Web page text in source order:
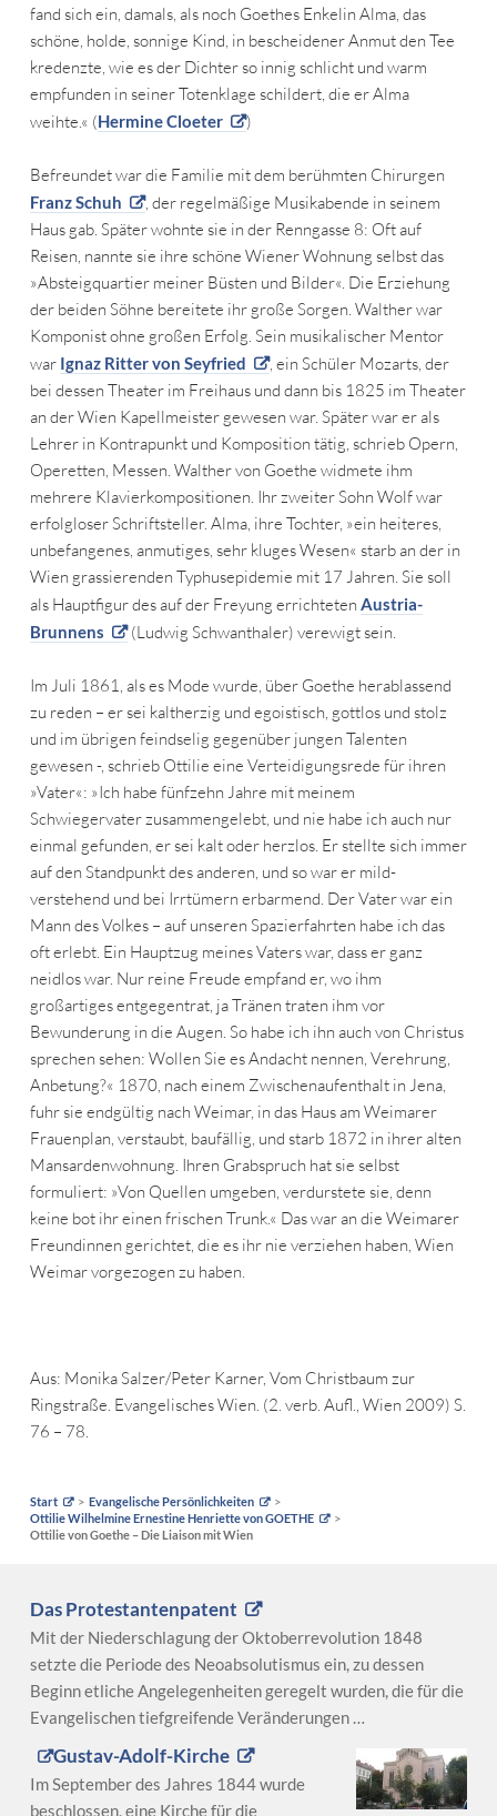
fand sich ein, damals, als noch Goethes Enkelin Alma, das
schöne, holde, sonnige Kind, in bescheidener Anmut den Tee
kredenzte, wie es der Dichter so innig schlicht und warm
empfunden in seiner Totenklage schildert, die er Alma
weihte.« (Hermine Cloeter )
Befreundet war die Familie mit dem berühmten Chirurgen
Franz Schuh
, der regelmäßige Musikabende in seinem
Haus gab. Später wohnte sie in der Renngasse 8: Oft auf
Reisen, nannte sie ihre schöne Wiener Wohnung selbst das
»Absteigquartier meiner Büsten und Bilder«. Die Erziehung
der beiden Söhne bereitete ihr große Sorgen. Walther war
Komponist ohne großen Erfolg. Sein musikalischer Mentor
war Ignaz Ritter von Seyfried
, ein Schüler Mozarts, der
bei dessen Theater im Freihaus und dann bis 1825 im Theater
an der Wien Kapellmeister gewesen war. Später war er als
Lehrer in Kontrapunkt und Komposition tätig, schrieb Opern,
Operetten, Messen. Walther von Goethe widmete ihm
mehrere Klavierkompositionen. Ihr zweiter Sohn Wolf war
erfolgloser Schriftsteller. Alma, ihre Tochter, »ein heiteres,
unbefangenes, anmutiges, sehr kluges Wesen« starb an der in
Wien grassierenden Typhusepidemie mit 17 Jahren. Sie soll
als Hauptfigur des auf der Freyung errichteten Austria-
Brunnens
(Ludwig Schwanthaler) verewigt sein.
Im Juli 1861, als es Mode wurde, über Goethe herablassend
zu reden – er sei kaltherzig und egoistisch, gottlos und stolz
und im übrigen feindselig gegenüber jungen Talenten
gewesen -, schrieb Ottilie eine Verteidigungsrede für ihren
»Vater«: »Ich habe fünfzehn Jahre mit meinem
Schwiegervater zusammengelebt, und nie habe ich auch nur
einmal gefunden, er sei kalt oder herzlos. Er stellte sich immer
auf den Standpunkt des anderen, und so war er mild-
verstehend und bei Irrtümern erbarmend. Der Vater war ein
Mann des Volkes – auf unseren Spazierfahrten habe ich das
oft erlebt. Ein Hauptzug meines Vaters war, dass er ganz
neidlos war. Nur reine Freude empfand er, wo ihm
großartiges entgegentrat, ja Tränen traten ihm vor
Bewunderung in die Augen. So habe ich ihn auch von Christus
sprechen sehen: Wollen Sie es Andacht nennen, Verehrung,
Anbetung?« 1870, nach einem Zwischenaufenthalt in Jena,
fuhr sie endgültig nach Weimar, in das Haus am Weimarer
Frauenplan, verstaubt, baufällig, und starb 1872 in ihrer alten
Mansardenwohnung. Ihren Grabspruch hat sie selbst
formuliert: »Von Quellen umgeben, verdurstete sie, denn
keine bot ihr einen frischen Trunk.« Das war an die Weimarer
Freundinnen gerichtet, die es ihr nie verziehen haben, Wien
Weimar vorgezogen zu haben.
Aus: Monika Salzer/Peter Karner, Vom Christbaum zur
Ringstraße. Evangelisches Wien. (2. verb. Aufl., Wien 2009) S.
76 – 78.
Start
Evangelische Persönlichkeiten
Ottilie Wilhelmine Ernestine Henriette von GOETHE
Ottilie von Goethe – Die Liaison mit Wien
Das Protestantenpatent
Mit der Niederschlagung der Oktoberrevolution 1848
setzte die Periode des Neoabsolutismus ein, zu dessen
Beginn etliche Angelegenheiten geregelt wurden, die für die
Evangelischen tiefgreifende Veränderungen …
Gustav-Adolf-Kirche
Im September des Jahres 1844 wurde
beschlossen, eine Kirche für die